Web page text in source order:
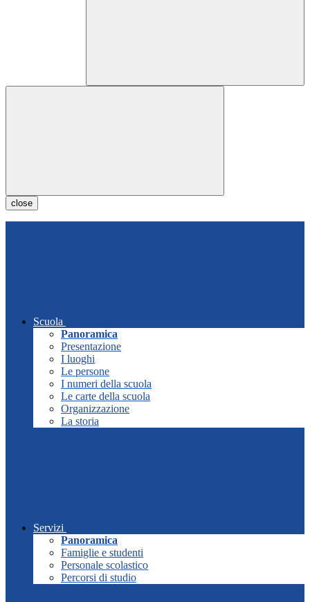
close
Scuola
Panoramica
Presentazione
I luoghi
Le persone
I numeri della scuola
Le carte della scuola
Organizzazione
La storia
Servizi
Panoramica
Famiglie e studenti
Personale scolastico
Percorsi di studio